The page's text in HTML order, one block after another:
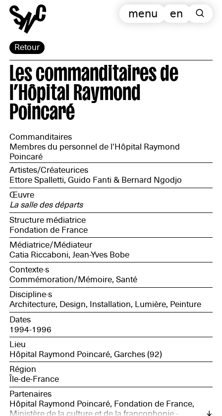
Retour
en
menu
Les commanditaires de
l’Hôpital Raymond
Poincaré
Commanditaires
Membres du personnel de l'Hôpital Raymond
Poincaré
Artistes/Créateurices
Ettore Spalletti, Guido Fanti & Bernard Ngodjo
Œuvre
La salle des départs
Structure médiatrice
Fondation de France
Médiatrice/Médiateur
Catia Riccaboni, Jean-Yves Bobe
Contexte·s
Commémoration/Mémoire, Santé
Discipline·s
Architecture, Design, Installation, Lumière, Peinture
Dates
1994-1996
Lieu
Hôpital Raymond Poincaré, Garches (92)
Région
Île-de-France
Partenaires
Hôpital Raymond Poincaré, Fondation de France,
Ministère de la culture et de la francophonie -